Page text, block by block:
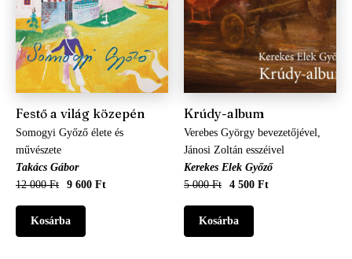
Festő a világ közepén
Somogyi Győző élete és
művészete
Takács Gábor
12 000 Ft
9 600 Ft
Krúdy-album
Verebes György bevezetőjével,
Jánosi Zoltán esszéivel
Kerekes Elek Győző
5 000 Ft
4 500 Ft